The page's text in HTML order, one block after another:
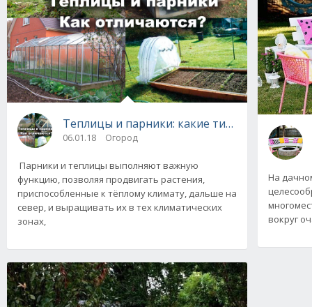
Теплицы и парники: какие типы и виды
06.01.18 Огород
Парники и теплицы выполняют важную
функцию, позволяя продвигать растения,
приспособленные к тёплому климату, дальше на
север, и выращивать их в тех климатических
зонах,
На
вокруг